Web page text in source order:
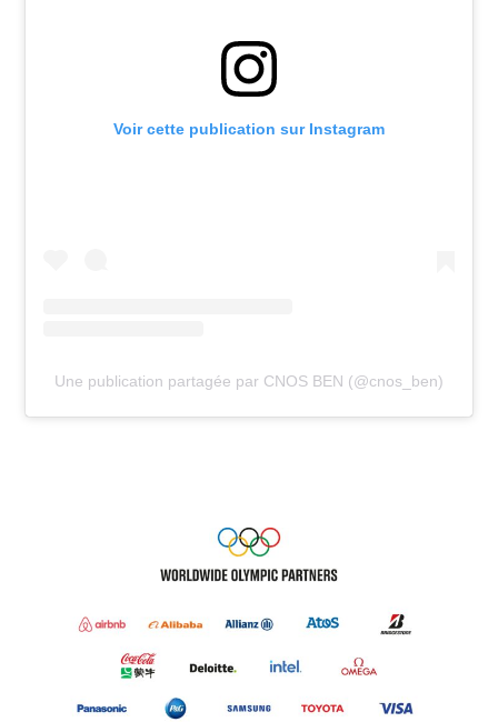
Voir cette publication sur Instagram
Une publication partagée par CNOS BEN (@cnos_ben)